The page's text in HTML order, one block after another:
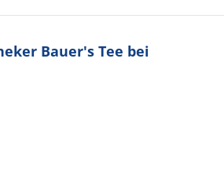
Bauer's Tee bei